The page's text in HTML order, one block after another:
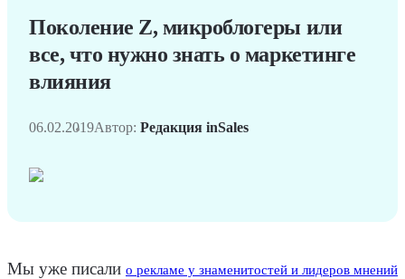
Поколение Z, микроблогеры или
все, что нужно знать о маркетинге
влияния
06.02.2019Автор: Редакция inSales
Мы уже писали о рекламе у знаменитостей и лидеров мнений